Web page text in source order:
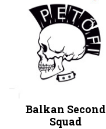
Balkan Second
Squad